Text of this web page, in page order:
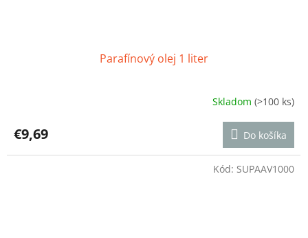
Parafínový olej 1 liter
produktu
je
4,5
Skladom(>100 ks)
€9,69 Do košíka
Kód: SUPAAV1000